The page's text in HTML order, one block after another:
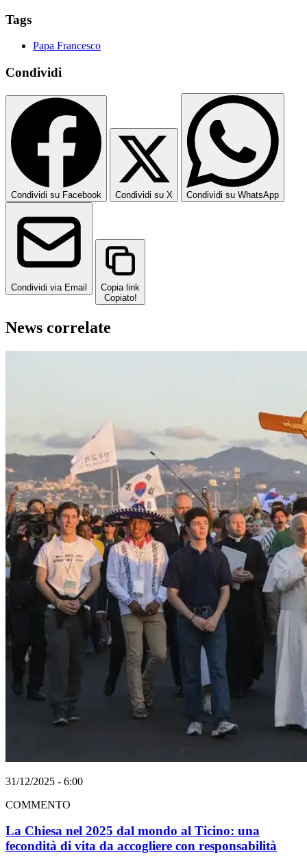
Tags
Papa Francesco
Condividi
Condividi su Facebook Condividi su X Condividi su WhatsApp
Condividi via Email
Copia link
Copiato!
News correlate
31/12/2025 - 6:00
COMMENTO
La Chiesa nel 2025 dal mondo al Ticino: una
fecondità di vita da accogliere con responsabilità